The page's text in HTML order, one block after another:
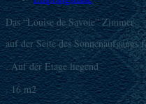
Das “Louise de Savoie” Zimmer
auf der Seite des
. Auf der Etage liegend
. 16 m2